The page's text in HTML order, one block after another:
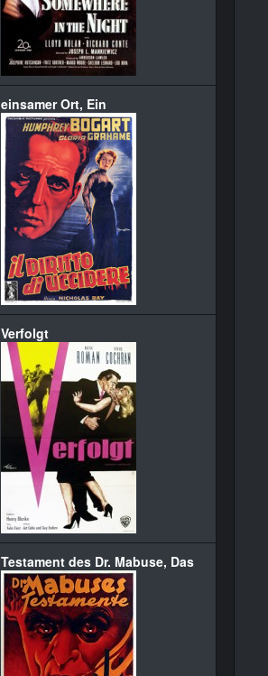
einsamer Ort, Ein
Verfolgt
Testament des Dr. Mabuse, Das